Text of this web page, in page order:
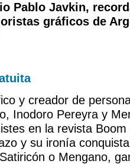
Pablo Javkin,
gráficos de
y creador de
Inodoro Pereyra y
en la revista
y su ironía
o Mengano,